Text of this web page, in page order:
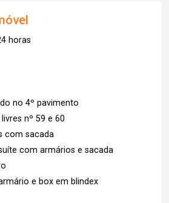
horas
no 4º pavimento
nº 59 e 60
com sacada
com armários e sacada
e box em blindex